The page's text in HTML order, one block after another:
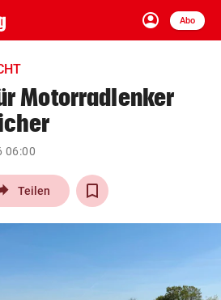
account_circle
Anmelden
Abo
close Schließen
arrow_right
Motorradlenker
06:00
Teilen